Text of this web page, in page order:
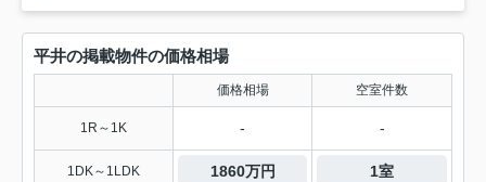
平井の掲載物件の価格相場
価格相場 空室件数
1R～1K - -
1DK～1LDK 1860万円 1室